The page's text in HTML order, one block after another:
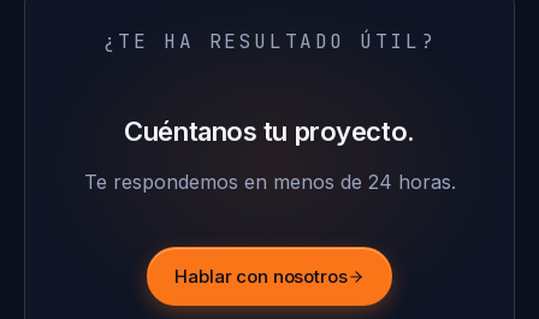
¿TE HA RESULTADO ÚTIL?
Cuéntanos tu proyecto.
Te respondemos en menos de 24 horas.
Hablar con nosotros